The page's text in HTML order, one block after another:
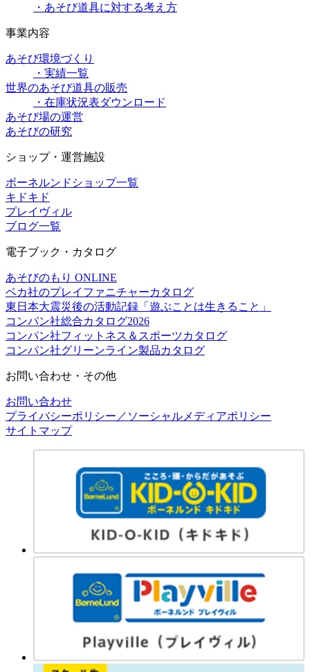
・あそび道具に対する考え方
事業内容
あそび環境づくり
・実績一覧
世界のあそび道具の販売
・在庫状況表ダウンロード
あそび場の運営
あそびの研究
ショップ・運営施設
ボーネルンドショップ一覧
キドキド
プレイヴィル
ブログ一覧
電子ブック・カタログ
あそびのもり ONLINE
ベカ社のプレイファニチャーカタログ
東日本大震災後の活動記録「遊ぶことは生きること」
コンパン社総合カタログ2026
コンパン社フィットネス＆スポーツカタログ
コンパン社グリーンライン製品カタログ
お問い合わせ・その他
お問い合わせ
プライバシーポリシー／ソーシャルメディアポリシー
サイトマップ